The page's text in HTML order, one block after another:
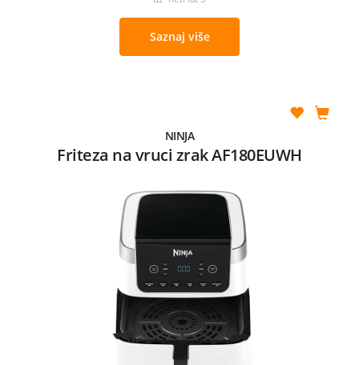
Saznaj više
NINJA
Friteza na vruci zrak AF180EUWH